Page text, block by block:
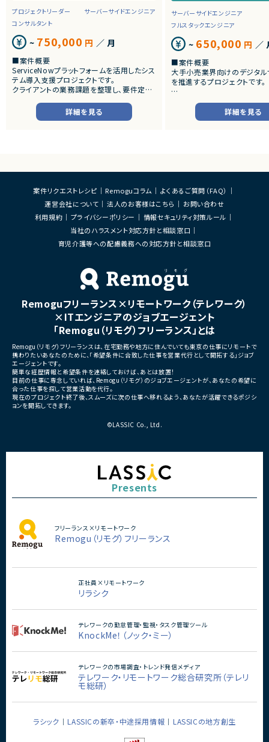
プロジェクトリーダー
サーバーサイドエンジニア
コンサルタント
~ 750,000 円 ／ 月
■案件概要
ServiceNowプラットフォームを活用したシス
テム導入支援プロジェクトです。
クライアントの業務課題を整理し、要件定義
だきます。
・詳細設計書、テスト仕様書等のドキュメント
・成果物レビューおよび品質管理
・開発メンバーへの技術支援、進捗管理
・少人数体制でのプロジェクト推進
プロジェクト拡大に伴う増員募集
詳細を見る
サーバーサイドエンジニア
フルスタックエンジニア
~ 650,000 円 ／
■案件概要
大手小売業界向けのデジタ
を推進するプロジェクトです。
■プロダクトやサービスの概
・店舗向けスマホアプリおよ
システムの継続的なエンハ
・要件整理および要件定義支
・バックエンドシステムの設計
・コードレビューの実施
・リリース対応および品質向
・技術課題に対する検討、提
・ステークホルダーとの調整
ケーション
・サービスの継続的な機能拡
募集
■担当工程
・要件定義
・基本設計
・詳細設計
・テスト
・リリース対応
■その他補足
・全体約100名規模の大型プ
詳細を見る
案件リクエストレシピ Remoguコラム
よくあるご質問（FAQ）
運営会社について
法人のお客様はこちら
お問い合わせ
利用規約
プライバシーポリシー
情報セキュリティ対策ルール
当社のハラスメント対応方針と相談窓口
育児介護等への配慮義務への対応方針と相談窓口
Remoguフリーランス×リモートワーク（テレワーク）
×ITエンジニアのジョブエージェント
「Remogu（リモグ）フリーランス」とは
Remogu（リモグ）フリーランスは、在宅勤務や地方に住んでいても東京の仕事にリモートで
携わりたいあなたのために、「希望条件に合致した仕事を営業代行として開拓する」ジョブ
エージェントです。
簡単な経歴情報と希望条件を連絡しておけば、あとは放置！
目前の仕事に専念していれば、Remogu（リモグ）のジョブエージェントが、あなたの希望に
合った仕事を探して営業活動を代行。
現在のプロジェクト終了後、スムーズに次の仕事へ移れるよう、あなたが活躍できるポジシ
ョンを開拓してきます。
©LASSIC Co., Ltd.
Presents
フリーランス×リモートワーク
Remogu（リモグ）フリーランス
正社員×リモートワーク
リラシク
テレワークの勤怠管理・監視・タスク管理ツール
KnockMe！（ノック・ミー）
テレワークの市場調査・トレンド発信メディア
テレワーク・リモートワーク総合研究所（テレリ
モ総研）
ラシック LASSICの新卒・中途採用情報 LASSICの地方創生